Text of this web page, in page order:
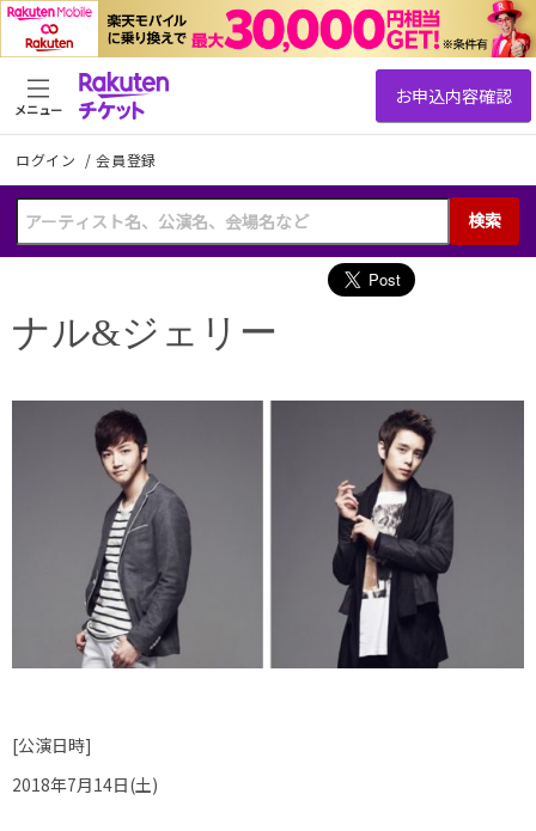
ログイン /会員登録
検索
メニュー
ナル&ジェリー
[公演日時]
2018年7月14日(土)